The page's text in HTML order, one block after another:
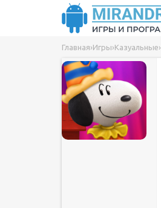
Главная›Игры›Казуальные›